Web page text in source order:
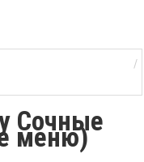
Сочные
меню)